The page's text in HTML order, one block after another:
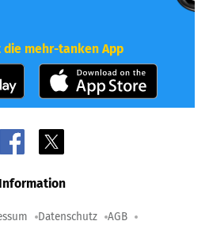
mehr-tanken App
Information
Datenschutz AGB